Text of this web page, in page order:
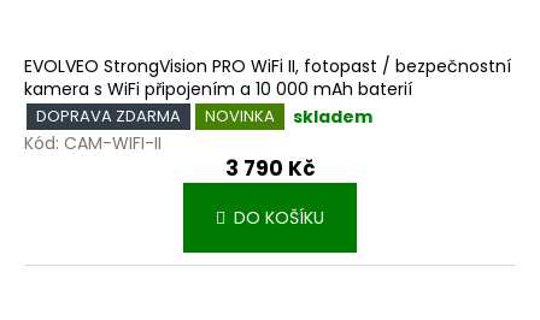
EVOLVEO StrongVision PRO WiFi II, fotopast / bezpečnostní
kamera s WiFi připojením a 10 000 mAh baterií
DOPRAVA ZDARMA NOVINKA
skladem
Kód: CAM-WIFI-II
3 790 Kč
DO KOŠÍKU